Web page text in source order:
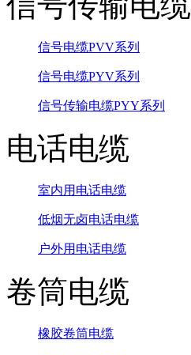
信号电缆PVV系列
信号电缆PYV系列
信号传输电缆PYY系列
电话电缆
室内用电话电缆
低烟无卤电话电缆
户外用电话电缆
卷筒电缆
橡胶卷筒电缆